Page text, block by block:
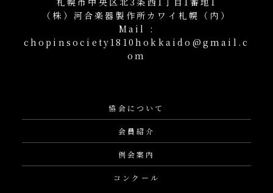
（株）河合楽器製作所カワイ札幌（内）
Mail :
chopinsociety1810hokkaido@gmail.c
om
協会について
会員紹介
例会案内
コンクール